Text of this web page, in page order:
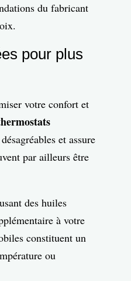
du fabricant
pour plus
votre confort et
et assure
par ailleurs être
des huiles
à votre
constituent un
ou